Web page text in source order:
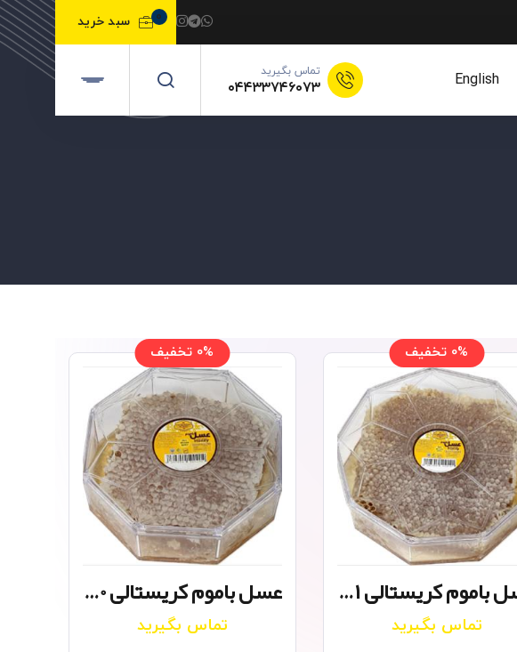
سبد خرید 0
English تماس بگیرید
۰۴۴۳۳۷۴۶۰۷۳
0% تخفیف
عسل باموم کریستالی ۱ کیلوگرم
تماس بگیرید
0% تخفیف
عسل باموم کریستالی 500 گرم
تماس بگیرید